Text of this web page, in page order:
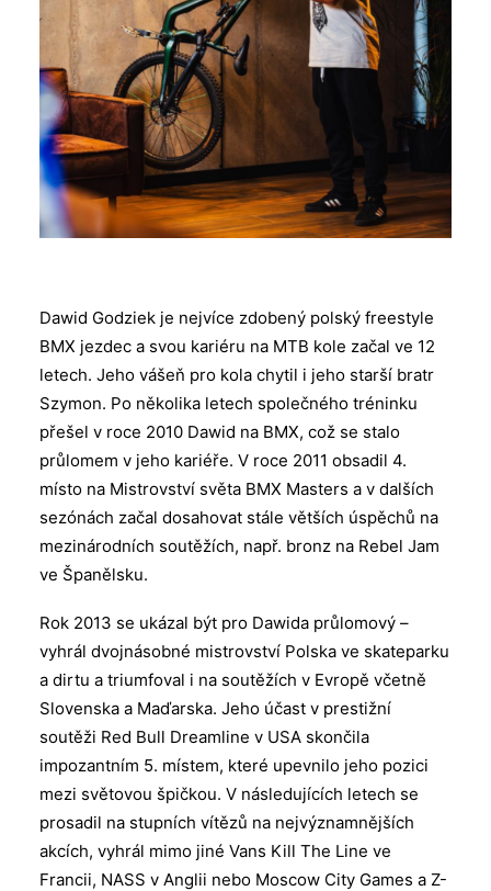
Dawid Godziek je nejvíce zdobený polský freestyle
BMX jezdec a svou kariéru na MTB kole začal ve 12
letech. Jeho vášeň pro kola chytil i jeho starší bratr
Szymon. Po několika letech společného tréninku
přešel v roce 2010 Dawid na BMX, což se stalo
průlomem v jeho kariéře. V roce 2011 obsadil 4.
místo na Mistrovství světa BMX Masters a v dalších
sezónách začal dosahovat stále větších úspěchů na
mezinárodních soutěžích, např. bronz na Rebel Jam
ve Španělsku.
Rok 2013 se ukázal být pro Dawida průlomový –
vyhrál dvojnásobné mistrovství Polska ve skateparku
a dirtu a triumfoval i na soutěžích v Evropě včetně
Slovenska a Maďarska. Jeho účast v prestižní
soutěži Red Bull Dreamline v USA skončila
impozantním 5. místem, které upevnilo jeho pozici
mezi světovou špičkou. V následujících letech se
prosadil na stupních vítězů na nejvýznamnějších
akcích, vyhrál mimo jiné Vans Kill The Line ve
Francii, NASS v Anglii nebo Moscow City Games a Z-